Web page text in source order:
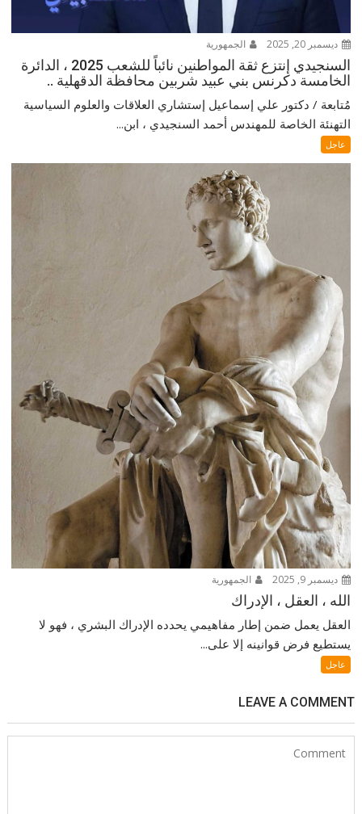
ديسمبر 20, 2025 الجمهورية
السنجيدي إنتزع ثقة المواطنين نائباً للشعب 2025 ، الدائرة
الخامسة دكرنس بني عبيد شربين محافظة الدقهلية ..
مُتابعة / دكتور علي إسماعيل إستشاري العلاقات والعلوم السياسية
التهنئة الخاصة للمهندس أحمد السنجيدي ، ابن...
عاجل
ديسمبر 9, 2025 الجمهورية
الله ، العقل ، الإدراك
العقل يعمل ضمن إطار مفاهيمي يحدده الإدراك البشري ، فهو لا
يستطيع فرض قوانينه إلا على...
عاجل
LEAVE A COMMENT